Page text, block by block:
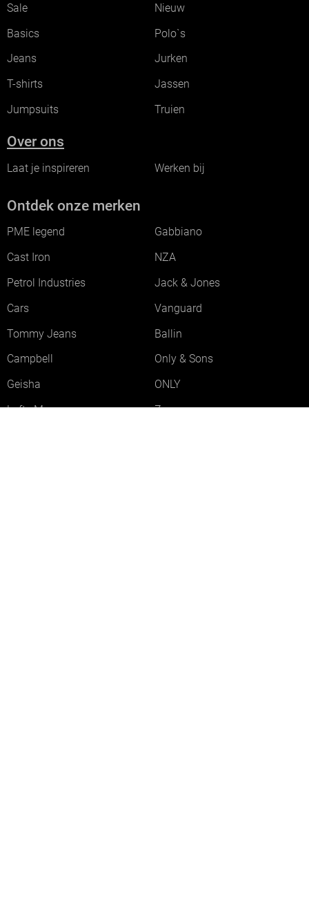
Sale
Nieuw
Basics
Polo`s
Jeans
Jurken
T-shirts
Jassen
Jumpsuits
Truien
Over ons
Laat je inspireren Werken bij
Ontdek onze merken
PME legend
Gabbiano
Cast Iron
NZA
Petrol Industries
Jack & Jones
Cars
Vanguard
Tommy Jeans
Ballin
Campbell
Only & Sons
Geisha
ONLY
Lofty Manner
Zoso